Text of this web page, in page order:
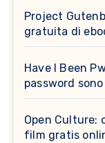
Project
gratuita di
Have I Been
password
Open Culture:
film gratis